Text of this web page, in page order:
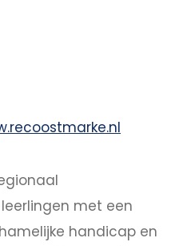
met een
handicap en